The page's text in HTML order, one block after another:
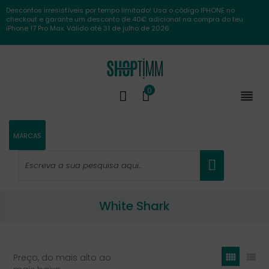
Descontos irresistíveis por tempo limitado! Usa o código IPHONE no
checkout e garante um desconto de 40€ adicional na compra do teu
iPhone 17 Pro Max. Válido até 31 de julho de 2026.

0
MARCAS
White Shark

Preço, do mais alto ao